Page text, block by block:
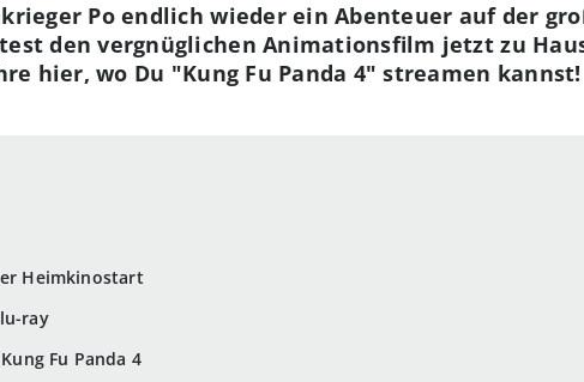
Heimkinostart
ray
Fu Panda 4
Po endlich wieder ein Abenteuer auf der
den vergnüglichen Animationsfilm jetzt zu
hier, wo Du "Kung Fu Panda 4" streamen kannst!